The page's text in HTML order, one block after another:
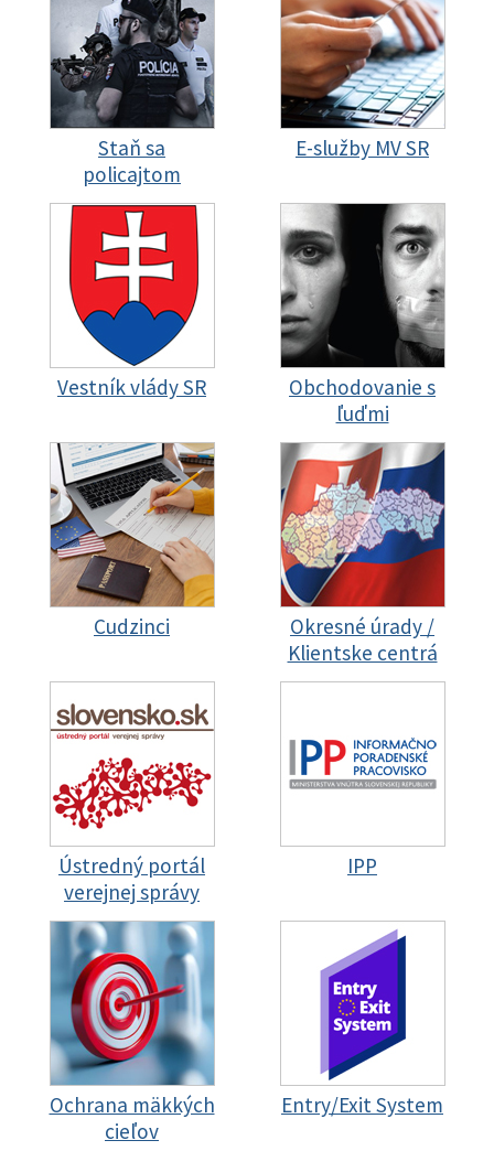
Staň sa
policajtom
E-služby MV SR
Vestník vlády SR
Obchodovanie s
ľuďmi
Cudzinci
Okresné úrady /
Klientske centrá
Ústredný portál
verejnej správy
IPP
Ochrana mäkkých
cieľov
Entry/Exit System